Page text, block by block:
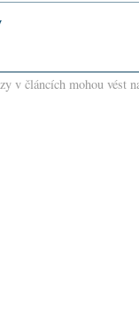
v článcích mohou vést